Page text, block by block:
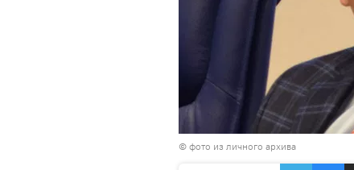
© фото из личного архива